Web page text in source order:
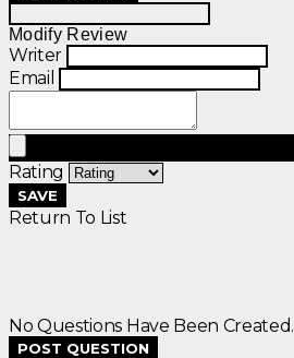
Modify Review
Writer
Email
Rating
SAVE
Return To List
No Questions Have Been Created.
POST QUESTION